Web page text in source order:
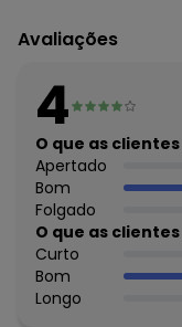
Material: Tecido
Composição:
Histórico de preços
O preço
algum dia do mês,
agosto/2026
julho/2026
junho/2026
maio/2026
abril/2026
março/2026
fevereiro/2026
Avaliações
4
O que as
Apertado
Bom
Folgado
O que as
Curto
Bom
Longo